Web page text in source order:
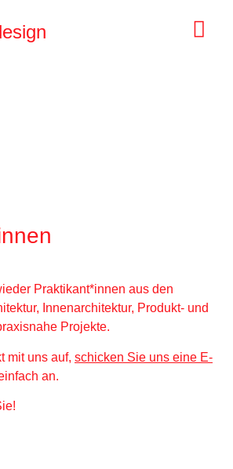
Praktikant*innen aus den
Innenarchitektur, Produkt- und
Projekte.
mit uns auf, schicken Sie uns eine E-
an.